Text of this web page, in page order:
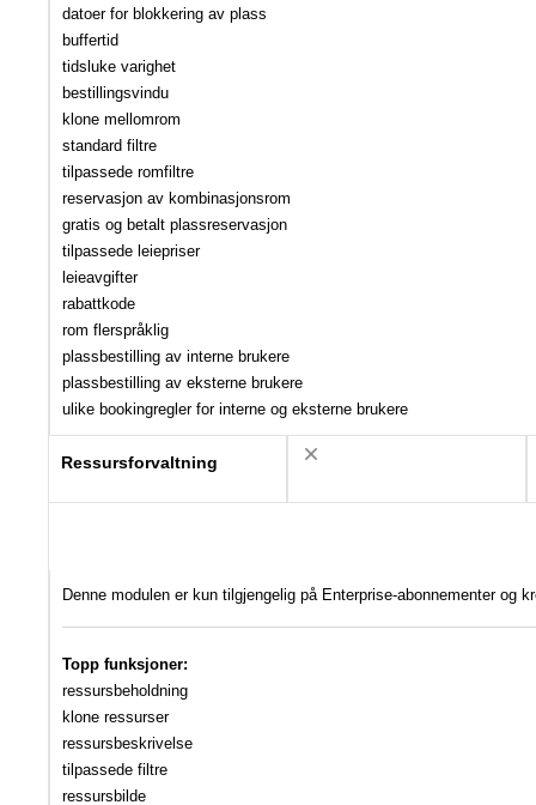
datoer for blokkering av plass
buffertid
tidsluke varighet
bestillingsvindu
klone mellomrom
standard filtre
tilpassede romfiltre
reservasjon av kombinasjonsrom
gratis og betalt plassreservasjon
tilpassede leiepriser
leieavgifter
rabattkode
rom flerspråklig
plassbestilling av interne brukere
plassbestilling av eksterne brukere
ulike bookingregler for interne og eksterne brukere
Ressursforvaltning
Denne modulen er kun tilgjengelig på Enterprise-abonnementer og
Topp funksjoner:
ressursbeholdning
klone ressurser
ressursbeskrivelse
tilpassede filtre
ressursbilde